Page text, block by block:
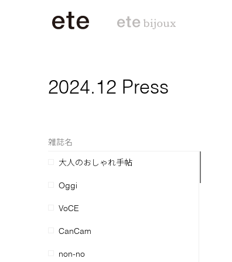
2024.12 Press
雑誌名
大人のおしゃれ手帖
Oggi
VoCE
CanCam
non-no